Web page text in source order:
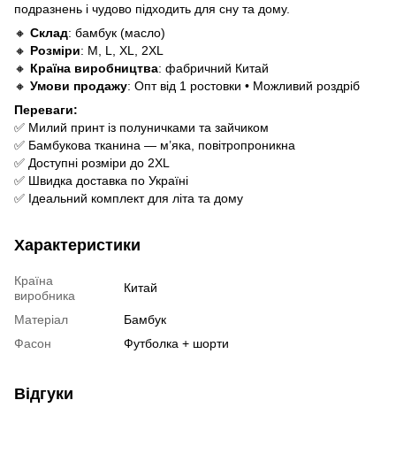
подразнень і чудово підходить для сну та дому.
🔸 Склад: бамбук (масло)
🔸 Розміри: M, L, XL, 2XL
🔸 Країна виробництва: фабричний Китай
🔸 Умови продажу: Опт від 1 ростовки • Можливий роздріб
Переваги:
✅ Милий принт із полуничками та зайчиком
✅ Бамбукова тканина — м’яка, повітропроникна
✅ Доступні розміри до 2XL
✅ Швидка доставка по Україні
✅ Ідеальний комплект для літа та дому
Характеристики
Країна
виробника
Китай
Матеріал
Бамбук
Фасон
Футболка + шорти
Відгуки